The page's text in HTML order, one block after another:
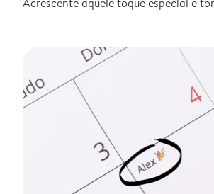
Acrescente aquele toque especial e